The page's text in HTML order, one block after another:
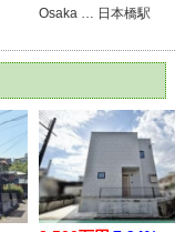
Osaka … 日本橋駅